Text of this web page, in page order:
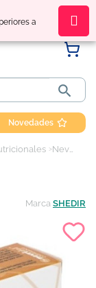
a
compras

Novedades
Nevridol 40 comprimidos
Marca SHEDIR